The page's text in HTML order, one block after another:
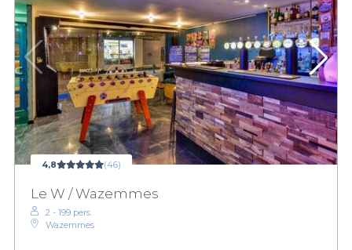
4,8 (46)
Le W / Wazemmes
2 - 199 pers.
Wazemmes